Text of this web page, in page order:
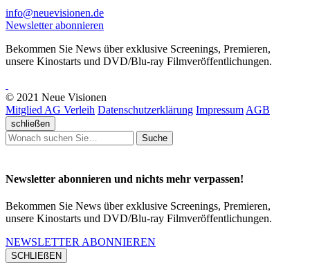
info@neuevisionen.de
Newsletter abonnieren
Bekommen Sie News über exklusive Screenings, Premieren,
unsere Kinostarts und DVD/Blu-ray Filmveröffentlichungen.
© 2021 Neue Visionen
Mitglied AG Verleih Datenschutzerklärung ImpressumAGB
schließen
Suche
Newsletter abonnieren und nichts mehr verpassen!
Bekommen Sie News über exklusive Screenings, Premieren,
unsere Kinostarts und DVD/Blu-ray Filmveröffentlichungen.
NEWSLETTER ABONNIEREN
SCHLIEßEN